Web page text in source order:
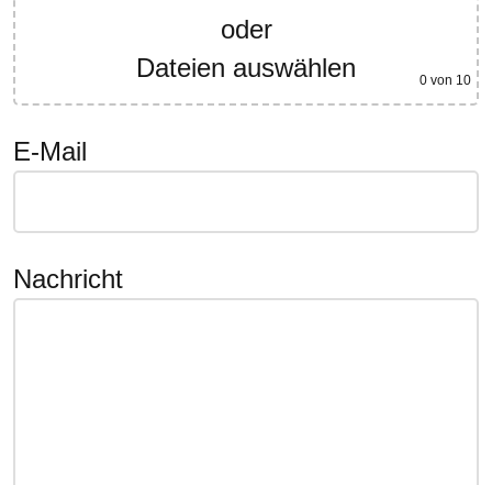
oder
Dateien auswählen
0 von 10
E-Mail
Nachricht